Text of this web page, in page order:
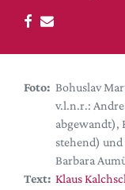
DdB-map
Kalender
Festival-Planer
Hefte
Alle Hefte
Leseproben
Foto: Bohuslav
v.l.n.r.:
abgewandt),
stehend)
Barbara
Text: Klaus